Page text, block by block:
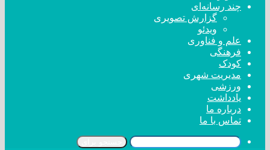
چند رسانه‌ای
گزارش تصویری
ویدئو
علم و فناوری
فرهنگی
کودک
مدیریت شهری
ورزشی
یادداشت
درباره ما
تماس با ما